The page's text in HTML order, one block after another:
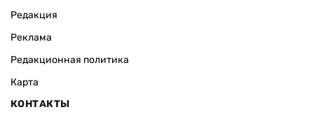
Редакция
Реклама
Редакционная политика
Карта
КОНТАКТЫ